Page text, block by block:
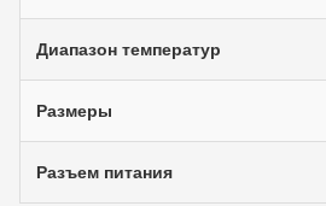
Диапазон температур
Размеры
Разъем питания